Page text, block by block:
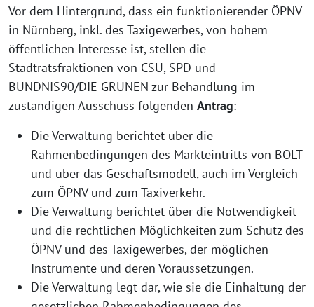
Vor dem Hintergrund, dass ein funktionierender ÖPNV
in Nürnberg, inkl. des Taxigewerbes, von hohem
öffentlichen Interesse ist, stellen die
Stadtratsfraktionen von CSU, SPD und
BÜNDNIS90/DIE GRÜNEN zur Behandlung im
zuständigen Ausschuss folgenden Antrag:
Die Verwaltung berichtet über die
Rahmenbedingungen des Markteintritts von BOLT
und über das Geschäftsmodell, auch im Vergleich
zum ÖPNV und zum Taxiverkehr.
Die Verwaltung berichtet über die Notwendigkeit
und die rechtlichen Möglichkeiten zum Schutz des
ÖPNV und des Taxigewerbes, der möglichen
Instrumente und deren Voraussetzungen.
Die Verwaltung legt dar, wie sie die Einhaltung der